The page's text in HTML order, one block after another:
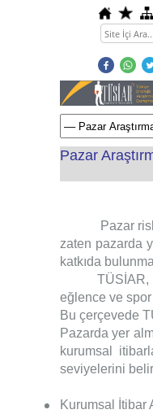
Pazar
Pazar
zaten pazarda
katkıda
TÜSİAR,
eğlence ve spor
Bu çerçevede
Pazarda yer
kurumsal
seviyelerini
Kurumsal